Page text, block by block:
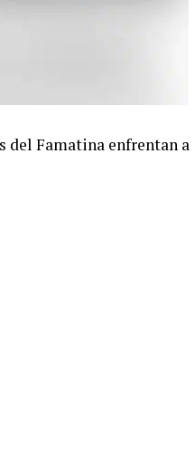
del Famatina enfrentan a